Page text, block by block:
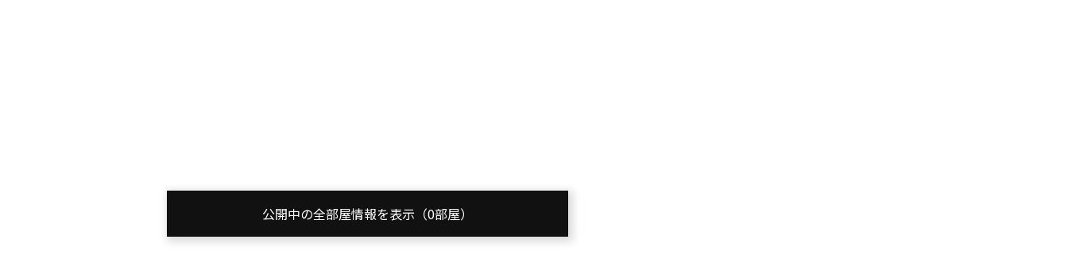
公開中の全部屋情報を表示（0部屋）